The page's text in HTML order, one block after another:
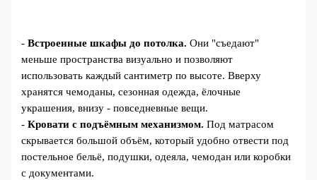
-Встроенные шкафы до потолка. Они "съедают"
меньше пространства визуально и позволяют
использовать каждый сантиметр по высоте. Вверху
хранятся чемоданы, сезонная одежда, ёлочные
украшения, внизу - повседневные вещи.
-Кровати с подъёмным механизмом. Под матрасом
скрывается большой объём, который удобно отвести под
постельное бельё, подушки, одеяла, чемодан или коробки
с документами.